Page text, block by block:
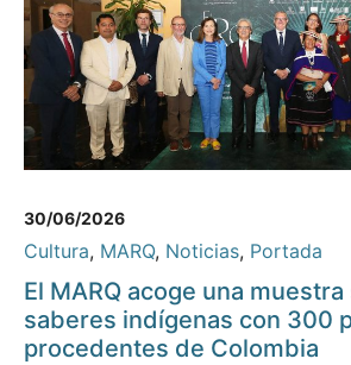
30/06/2026
Cultura, MARQ, Noticias, Portada
El MARQ acoge una
saberes indígenas con 300
procedentes de Colombia